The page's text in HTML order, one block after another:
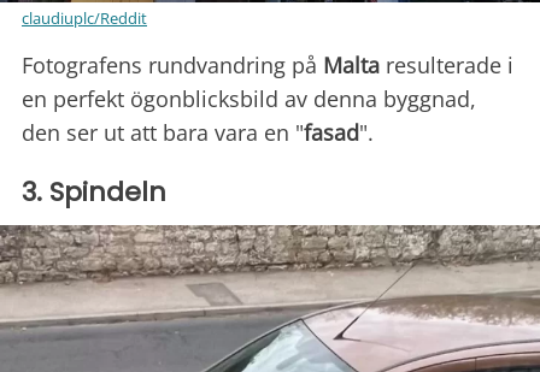
claudiuplc/Reddit
Fotografens rundvandring på Malta resulterade i
en perfekt ögonblicksbild av denna byggnad,
den ser ut att bara vara en "fasad".
3. Spindeln